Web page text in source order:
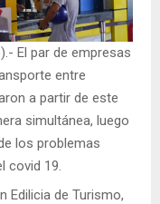
El par de empresas
entre
a partir de este
simultánea, luego
los problemas
covid 19.
Edilicia de Turismo,